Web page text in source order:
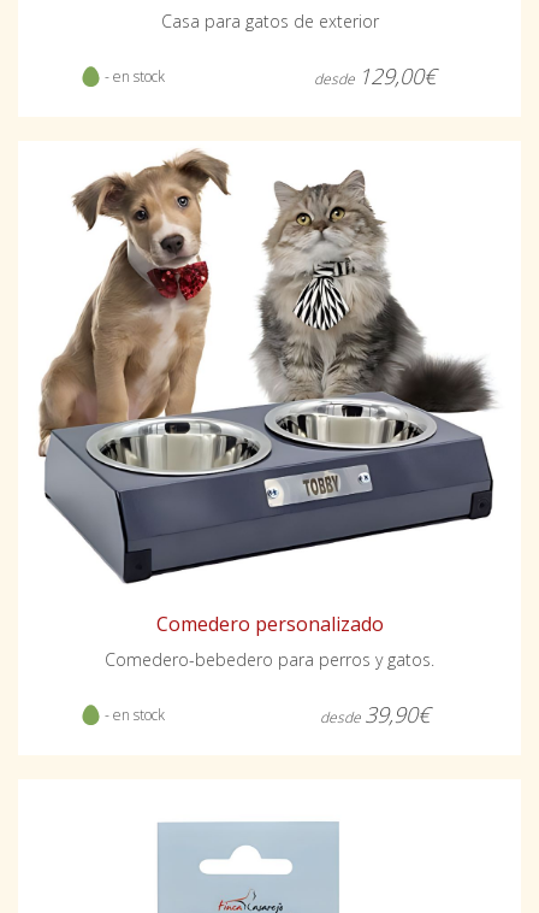
Casa para gatos de exterior
- en stock desde 129,00€
Comedero personalizado
Comedero-bebedero para perros y gatos.
- en stock desde 39,90€